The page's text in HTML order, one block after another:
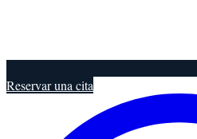
Reservar una cita